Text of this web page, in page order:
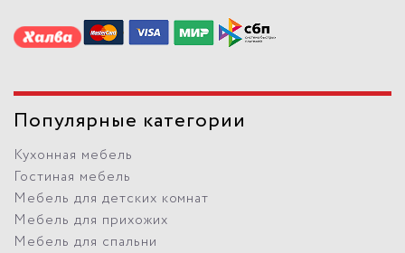
Популярные категории
Кухонная мебель
Гостиная мебель
Мебель для детских комнат
Мебель для прихожих
Мебель для спальни